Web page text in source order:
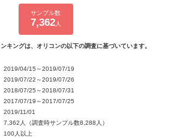
サンプル数
7,362人
キングは、オリコンの以下の調査に基づいています。
2019/04/15～2019/07/19
2019/07/22～2019/07/26
2018/07/25～2018/07/31
2017/07/19～2017/07/25
2019/11/01
7,362人（調査時サンプル数8,288人）
100人以上